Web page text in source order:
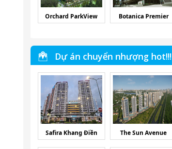
Orchard ParkView Botanica Premier
Dự án chuyển nhượng hot!!!
Safira Khang Điền The Sun Avenue